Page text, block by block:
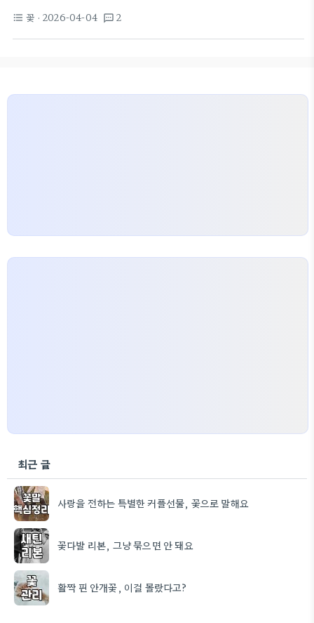
에서도 돌잔치꽃 장식은 행사장 전체의 분위기를 결정
짓는 핵심 요소라 많은 공을 들이게 된다. 하지만 현장
format_list_bulleted 꽃 · 2026-04-04 textsms 2
최근 글
사랑을 전하는 특별한 커플선물, 꽃으로 말해요
꽃다발 리본, 그냥 묶으면 안 돼요
활짝 핀 안개꽃, 이걸 몰랐다고?